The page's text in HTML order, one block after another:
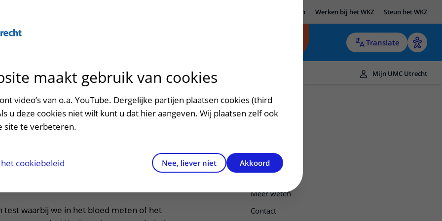
Research Werken bij het WKZ Steun het WKZ
Translate
met kinderen en ouders
en rechten
en route
en route
plattegrond
Mijn UMC Utrecht
Meer weten
Contact
ziekenhuis voor een clonidinetest.
test waarbij we in het bloed meten of het
maakt gebruik van cookies
video’s van o.a. YouTube. Dergelijke partijen plaatsen cookies (third
u deze cookies niet wilt kunt u dat hier aangeven. Wij plaatsen zelf ook
site te verbeteren.
cookiebeleid Nee, liever niet Akkoord